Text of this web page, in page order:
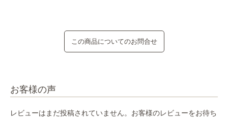
この商品についてのお問合せ
お客様の声
レビューはまだ投稿されていません。お客様のレビューをお待ち